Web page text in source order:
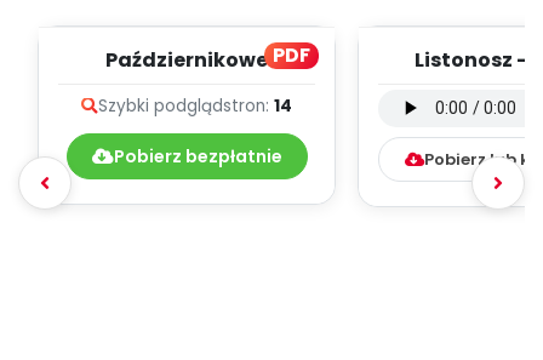
PDF
Październikowe
piosenek
Szybki podglądstron: 14
Pobierz bezpłatnie
Listonosz -
mp3)
Pobierz lub